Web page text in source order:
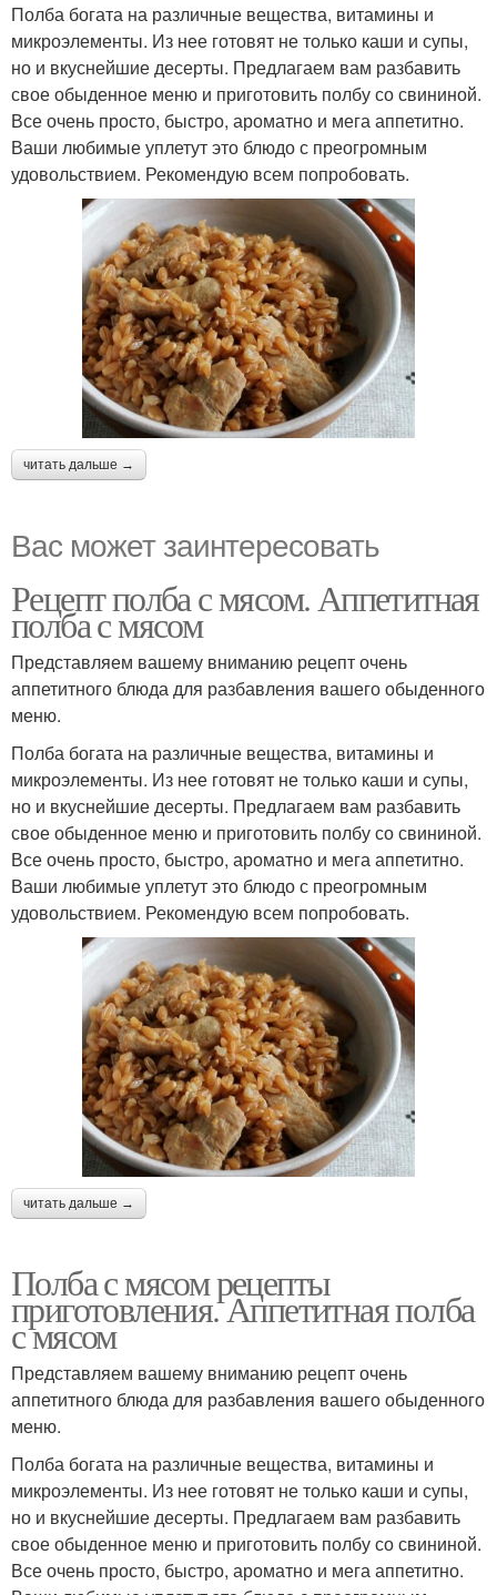
Полба богата на различные вещества, витамины и
микроэлементы. Из нее готовят не только каши и супы,
но и вкуснейшие десерты. Предлагаем вам разбавить
свое обыденное меню и приготовить полбу со свининой.
Все очень просто, быстро, ароматно и мега аппетитно.
Ваши любимые уплетут это блюдо с преогромным
удовольствием. Рекомендую всем попробовать.
читать дальше →
Вас может заинтересовать
Рецепт полба с мясом. Аппетитная
полба с мясом
Представляем вашему вниманию рецепт очень
аппетитного блюда для разбавления вашего обыденного
меню.
Полба богата на различные вещества, витамины и
микроэлементы. Из нее готовят не только каши и супы,
но и вкуснейшие десерты. Предлагаем вам разбавить
свое обыденное меню и приготовить полбу со свининой.
Все очень просто, быстро, ароматно и мега аппетитно.
Ваши любимые уплетут это блюдо с преогромным
удовольствием. Рекомендую всем попробовать.
читать дальше →
Полба с мясом рецепты
приготовления. Аппетитная полба
с мясом
Представляем вашему вниманию рецепт очень
аппетитного блюда для разбавления вашего обыденного
меню.
Полба богата на различные вещества, витамины и
микроэлементы. Из нее готовят не только каши и супы,
но и вкуснейшие десерты. Предлагаем вам разбавить
свое обыденное меню и приготовить полбу со свининой.
Все очень просто, быстро, ароматно и мега аппетитно.